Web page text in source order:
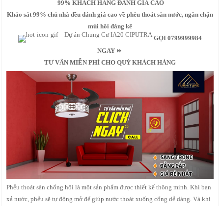
99% KHÁCH HÀNG ĐÁNH GIÁ CAO
Khảo sát 99% chủ nhà đều đánh giá cao về phễu thoát sàn nước, ngăn chặn
mùi hôi đáng kể
GỌI 0799999984
NGAY ⏩
TƯ VẤN MIỄN PHÍ CHO QUÝ KHÁCH HÀNG
Phễu thoát sàn chống hôi là một sản phẩm được thiết kế thông minh. Khi bạn
xả nước, phễu sẽ tự động mở để giúp nước thoát xuống cống dễ dàng. Và khi